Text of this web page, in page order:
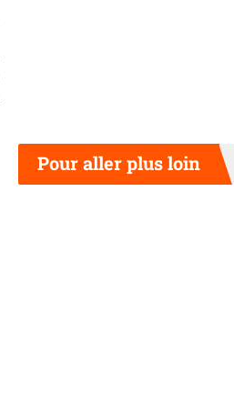
Pour aller plus loin